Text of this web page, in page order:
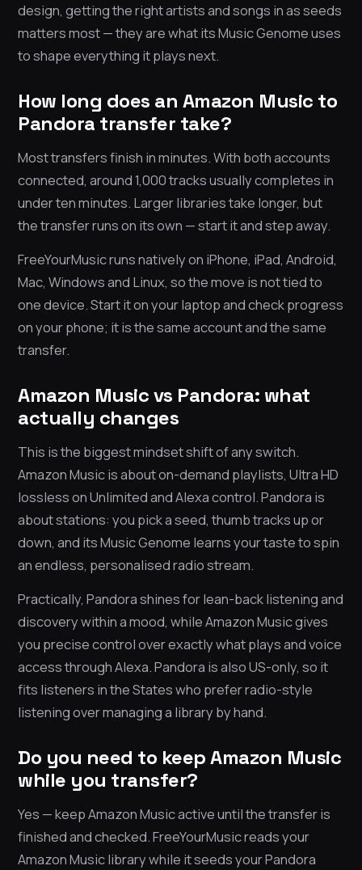
design, getting the right artists and songs in as seeds
matters most — they are what its Music Genome uses
to shape everything it plays next.
How long does an Amazon Music to
Pandora transfer take?
Most transfers finish in minutes. With both accounts
connected, around 1,000 tracks usually completes in
under ten minutes. Larger libraries take longer, but
the transfer runs on its own — start it and step away.
FreeYourMusic runs natively on iPhone, iPad, Android,
Mac, Windows and Linux, so the move is not tied to
one device. Start it on your laptop and check progress
on your phone; it is the same account and the same
transfer.
Amazon Music vs Pandora: what
actually changes
This is the biggest mindset shift of any switch.
Amazon Music is about on-demand playlists, Ultra HD
lossless on Unlimited and Alexa control. Pandora is
about stations: you pick a seed, thumb tracks up or
down, and its Music Genome learns your taste to spin
an endless, personalised radio stream.
Practically, Pandora shines for lean-back listening and
discovery within a mood, while Amazon Music gives
you precise control over exactly what plays and voice
access through Alexa. Pandora is also US-only, so it
fits listeners in the States who prefer radio-style
listening over managing a library by hand.
Do you need to keep Amazon Music
while you transfer?
Yes — keep Amazon Music active until the transfer is
finished and checked. FreeYourMusic reads your
Amazon Music library while it seeds your Pandora